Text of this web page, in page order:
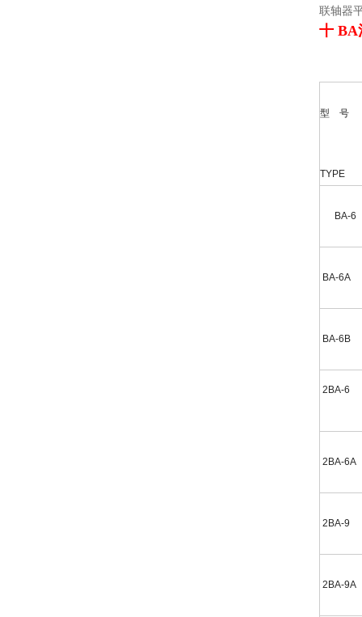
联轴器
十 BA
型 号
TYPE
BA-6
BA-6A
BA-6B
2BA-6
2BA-6A
2BA-9
2BA-9A